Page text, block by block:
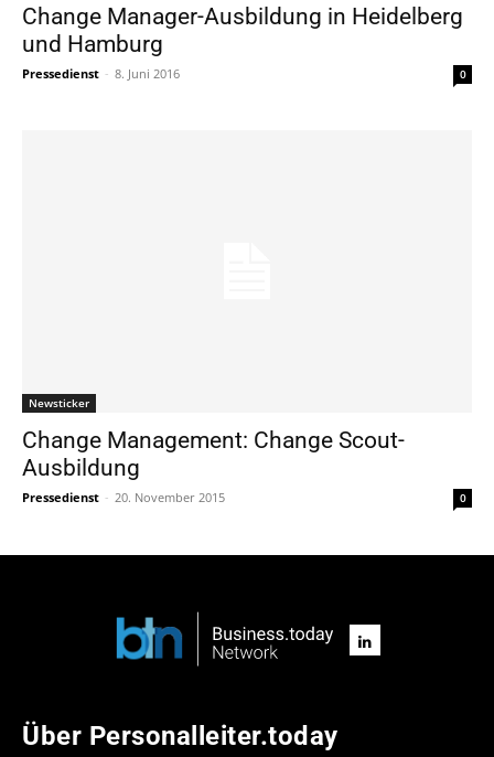
Change Manager-Ausbildung in Heidelberg
und Hamburg
Pressedienst - 8. Juni 2016 0
Newsticker
Change Management: Change Scout-
Ausbildung
Pressedienst - 20. November 2015 0
Über Personalleiter.today